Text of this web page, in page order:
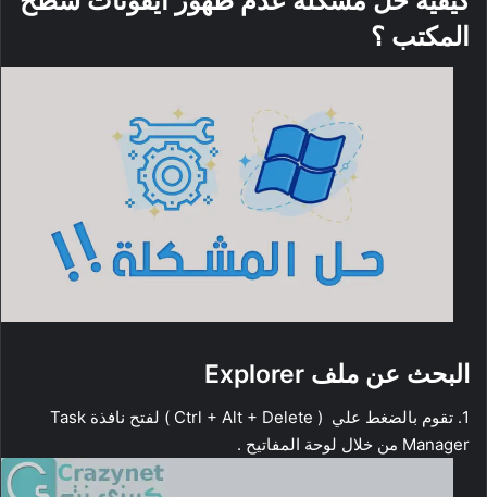
المكتب ؟
البحث عن ملف Explorer
1. تقوم بالضغط علي ( Ctrl + Alt + Delete ) لفتح نافذة Task
Manager من خلال لوحة المفاتيح .